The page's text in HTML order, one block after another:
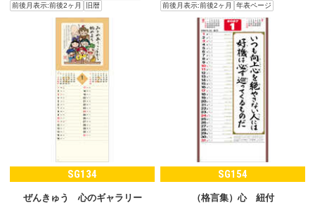
前後月表示:前後2ヶ月
旧暦
前後月表示:前後2ヶ月
年表ページ
SG134
ぜんきゅう 心のギャラリー
SG154
（格言集）心 紐付